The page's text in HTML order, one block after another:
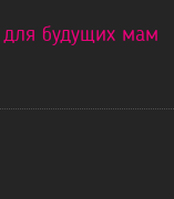
будущих мам